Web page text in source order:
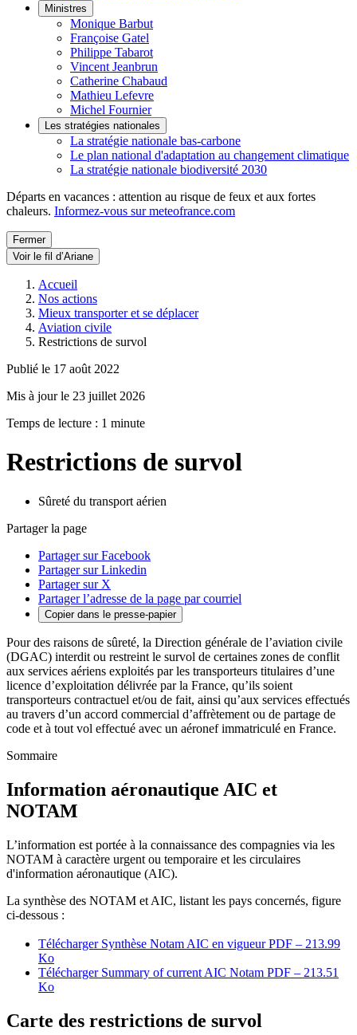
Ministres
Monique Barbut
Françoise Gatel
Philippe Tabarot
Vincent Jeanbrun
Catherine Chabaud
Mathieu Lefevre
Michel Fournier
Les stratégies nationales
La stratégie nationale bas-carbone
Le plan national d'adaptation au changement climatique
La stratégie nationale biodiversité 2030
Départs en vacances : attention au risque de feux et aux fortes
chaleurs. Informez-vous sur meteofrance.com
Fermer
Voir le fil d’Ariane
Accueil
Nos actions
Mieux transporter et se déplacer
Aviation civile
Restrictions de survol
Publié le 17 août 2022
Mis à jour le 23 juillet 2026
Temps de lecture : 1 minute
Restrictions de survol
Sûreté du transport aérien
Partager la page
Partager sur Facebook
Partager sur Linkedin
Partager sur X
Partager l’adresse de la page par courriel
Copier dans le presse-papier
Pour des raisons de sûreté, la Direction générale de l’aviation civile
(DGAC) interdit ou restreint le survol de certaines zones de conflit
aux services aériens exploités par les transporteurs titulaires d’une
licence d’exploitation délivrée par la France, qu’ils soient
transporteurs contractuel et/ou de fait, ainsi qu’aux services effectués
au travers d’un accord commercial d’affrètement ou de partage de
code et à tout vol effectué avec un aéronef immatriculé en France.
Sommaire
Information aéronautique AIC et
NOTAM
L’information est portée à la connaissance des compagnies via les
NOTAM à caractère urgent ou temporaire et les circulaires
d'information aéronautique (AIC).
La synthèse des NOTAM et AIC, listant les pays concernés, figure
ci-dessous :
Télécharger Synthèse Notam AIC en vigueurPDF – 213.99
Ko
Télécharger Summary of current AIC Notam PDF – 213.51
Ko
Carte des restrictions de survol